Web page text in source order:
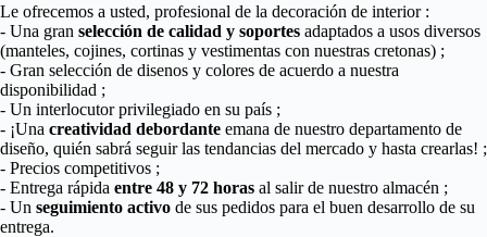
Le ofrecemos a usted, profesional de la decoración de interior :
- Una gran selección de calidad y soportes adaptados a usos diversos
(manteles, cojines, cortinas y vestimentas con nuestras cretonas) ;
- Gran selección de disenos y colores de acuerdo a nuestra
disponibilidad ;
- Un interlocutor privilegiado en su país ;
- ¡Una creatividad debordante emana de nuestro departamento de
diseño, quién sabrá seguir las tendancias del mercado y hasta crearlas! ;
- Precios competitivos ;
- Entrega rápida entre 48 y 72 horas al salir de nuestro almacén ;
- Un seguimiento activo de sus pedidos para el buen desarrollo de su
entrega.